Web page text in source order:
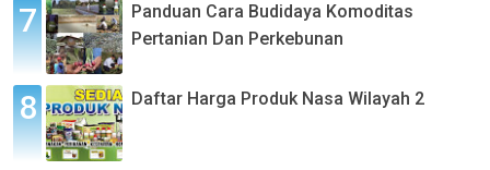
Panduan Cara Budidaya Komoditas
Pertanian Dan Perkebunan
Daftar Harga Produk Nasa Wilayah 2